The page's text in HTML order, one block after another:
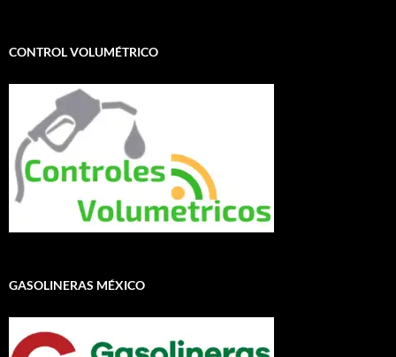
CONTROL VOLUMÉTRICO
GASOLINERAS MÉXICO